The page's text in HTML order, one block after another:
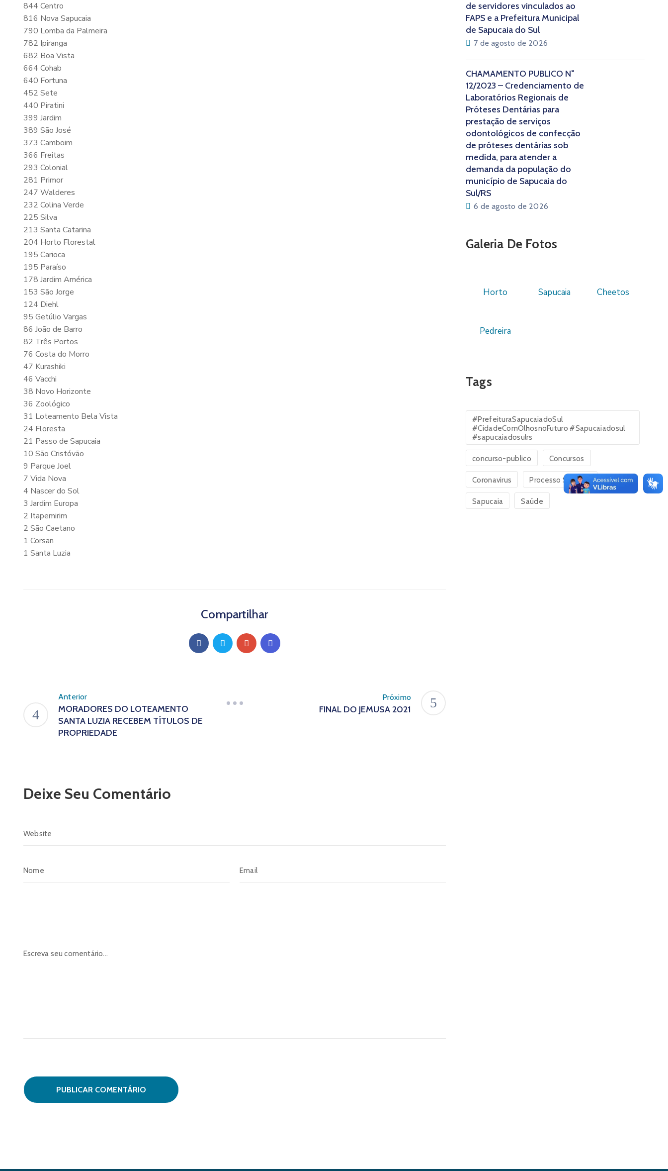
844 Centro
816 Nova Sapucaia
790 Lomba da Palmeira
782 Ipiranga
682 Boa Vista
664 Cohab
640 Fortuna
452 Sete
440 Piratini
399 Jardim
389 São José
373 Camboim
366 Freitas
293 Colonial
281 Primor
247 Walderes
232 Colina Verde
225 Silva
213 Santa Catarina
204 Horto Florestal
195 Carioca
195 Paraíso
178 Jardim América
153 São Jorge
124 Diehl
95 Getúlio Vargas
86 João de Barro
82 Três Portos
76 Costa do Morro
47 Kurashiki
46 Vacchi
38 Novo Horizonte
36 Zoológico
31 Loteamento Bela Vista
24 Floresta
21 Passo de Sapucaia
10 São Cristóvão
9 Parque Joel
7 Vida Nova
4 Nascer do Sol
3 Jardim Europa
2 Itapemirim
2 São Caetano
1 Corsan
1 Santa Luzia
Compartilhar
Anterior
MORADORES DO LOTEAMENTO
SANTA LUZIA RECEBEM TÍTULOS DE
PROPRIEDADE
Próximo
FINAL DO JEMUSA 2021
Deixe Seu Comentário
de servidores vinculados ao
FAPS e a Prefeitura Municipal
de Sapucaia do Sul
7 de agosto de 2026
CHAMAMENTO PÚBLICO N°
12/2023 – Credenciamento de
Laboratórios Regionais de
Próteses Dentárias para
prestação de serviços
odontológicos de confecção
de próteses dentárias sob
medida, para atender a
demanda da população do
município de Sapucaia do
Sul/RS
6 de agosto de 2026
Galeria De Fotos
Horto Sapucaia Cheetos
Pedreira
Tags
#PrefeituraSapucaiadoSul
#CidadeComOlhosnoFuturo #Sapucaiadosul
#sapucaiadosulrs
concurso-publico Concursos
Coronavirus Processo Seletivo
Sapucaia Saúde